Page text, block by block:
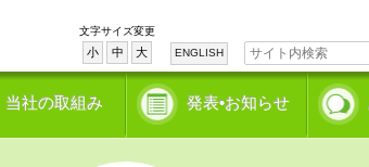
文字サイズ変更
小 中 大 ENGLISH
当社の取組み 発表•お知らせ